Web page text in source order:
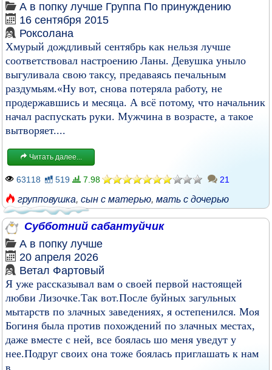
А в попку лучше Группа По принуждению
16 сентября 2015
Роксоланa
Хмурый дождливый сентябрь как нельзя лучше
соответствовал настроению Ланы. Девушка уныло
выгуливала свою таксу, предаваясь печальным
раздумьям.«Ну вот, снова потеряла работу, не
продержавшись и месяца. А всё потому, что начальник
начал распускать руки. Мужчина в возрасте, а такое
вытворяет....
Читать далее...
63118 519 7.98 21
групповушка, сын с матерью, мать с дочерью
Субботний сабантуйчик
А в попку лучше
20 апреля 2026
Ветал Фартовый
Я уже рассказывал вам о своей первой настоящей
любви Лизочке.Так вот.После буйных загульных
мытарств по злачных заведениях, я остепенился. Моя
Богиня была против похождений по злачных местах,
даже вместе с ней, все боялась шо меня уведут у
нее.Подруг своих она тоже боялась приглашать к нам